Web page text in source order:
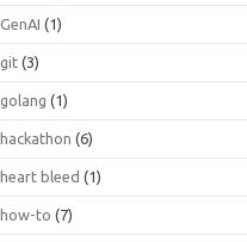
GenAI (1)
git (3)
golang (1)
hackathon (6)
heart bleed (1)
how-to (7)